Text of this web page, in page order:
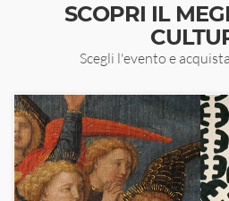
SCOPRI IL
Scegli l'evento e